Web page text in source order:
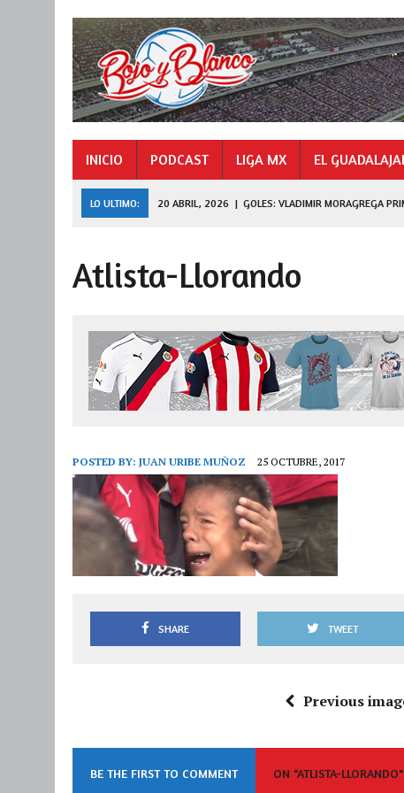
INICIO PODCAST LIGA MX EL
LO ULTIMO: 20 ABRIL, 2026 | GOLES: VLADIMIR MORAGREGA
27 JULIO, 2026 DE FERRAN A LEAGUES CUP
Atlista-Llorando
POSTED BY: JUAN URIBE MUÑOZ 25 OCTUBRE, 2017
SHARE TWEET
Previous
BE THE FIRST TO COMMENT ON "ATLISTA-LLORANDO"